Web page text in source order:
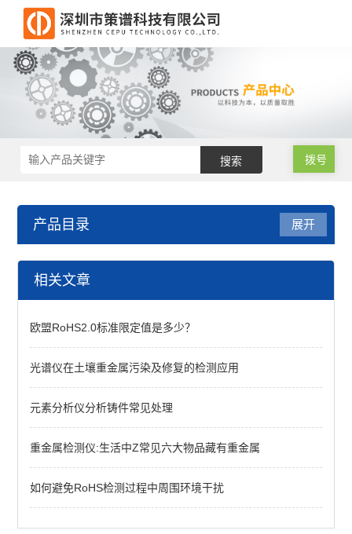
拨号
产品目录
邻苯检测仪
展开
相关文章
欧盟RoHS2.0标准限定值是多少？
光谱仪在土壤重金属污染及修复的检测应用
元素分析仪分析铸件常见处理
重金属检测仪:生活中Z常见六大物品藏有重金属
如何避免RoHS检测过程中周围环境干扰